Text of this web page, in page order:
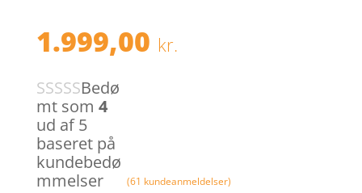
1.999,00 kr.
Bedø
mt som 4
ud af 5
baseret på
kundebedø
mmelser
(61 kundeanmeldelser)